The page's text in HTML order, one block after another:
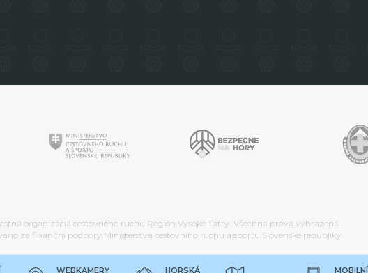
WEBKAMERY HORSKÁ MOBILNÍ
organizácia cestovného ruchu Región Vysoké Tatry. Všechna práva vyhrazena
za finanční podpory Ministerstva cestovního ruchu a sportu Slovenské republiky.